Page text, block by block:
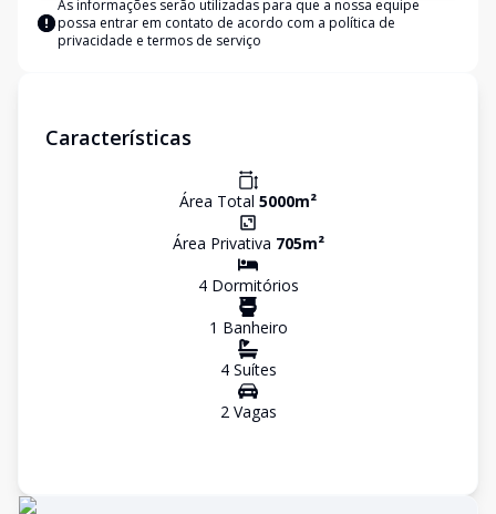
As informações serão utilizadas para que a nossa equipe
possa entrar em contato de acordo com a política de
privacidade e termos de serviço
Características
Área Total 5000m²
Área Privativa 705m²
4Dormitórios
1 Banheiro
4Suítes
2Vagas